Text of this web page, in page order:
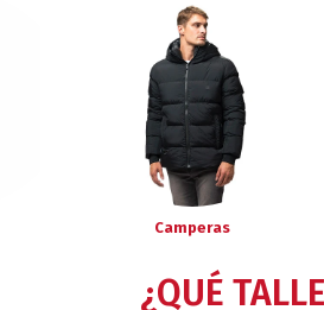
Camperas
¿QUÉ